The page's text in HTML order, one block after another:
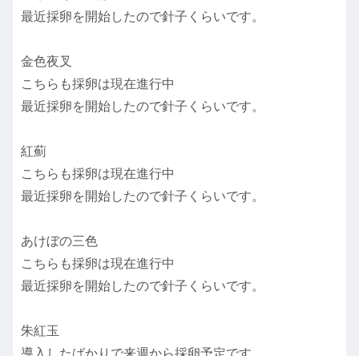
最近採卵を開始したので針子くらいです。
金色夜叉
こちらも採卵は現在進行中
最近採卵を開始したので針子くらいです。
紅薊
こちらも採卵は現在進行中
最近採卵を開始したので針子くらいです。
あけぼの三色
こちらも採卵は現在進行中
最近採卵を開始したので針子くらいです。
朱紅玉
導入したばかりで来週から採卵予定です。